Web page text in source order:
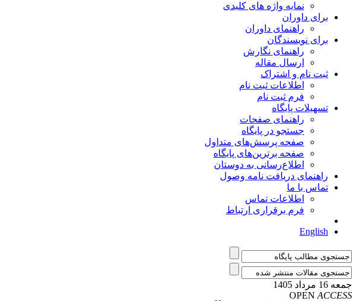
نمایه واژه های کلیدی
برای داوران
راهنمای داوران
برای نویسندگان
راهنمای نگارش
ارسال مقاله
ثبت نام و اشتراک
اطلاعات ثبت نام
فرم ثبت نام
تسهیلات پایگاه
راهنمای صفحات
جستجو در پایگاه
صفحه پرسش‌های متداول
صفحه برترین‌های پایگاه
اطلاع‌رسانی به دوستان
راهنمای دریافت نامه وصول
تماس با ما
اطلاعات تماس
فرم برقراری ارتباط
English
جمعه 16 مرداد 1405
OPEN ACCESS